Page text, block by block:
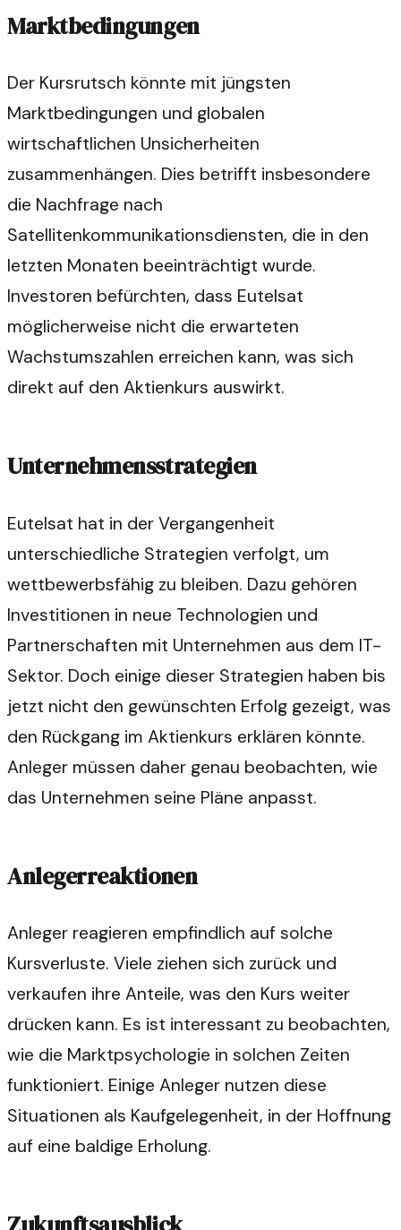
Marktbedingungen
Der Kursrutsch könnte mit jüngsten
Marktbedingungen und globalen
wirtschaftlichen Unsicherheiten
zusammenhängen. Dies betrifft insbesondere
die Nachfrage nach
Satellitenkommunikationsdiensten, die in den
letzten Monaten beeinträchtigt wurde.
Investoren befürchten, dass Eutelsat
möglicherweise nicht die erwarteten
Wachstumszahlen erreichen kann, was sich
direkt auf den Aktienkurs auswirkt.
Unternehmensstrategien
Eutelsat hat in der Vergangenheit
unterschiedliche Strategien verfolgt, um
wettbewerbsfähig zu bleiben. Dazu gehören
Investitionen in neue Technologien und
Partnerschaften mit Unternehmen aus dem IT-
Sektor. Doch einige dieser Strategien haben bis
jetzt nicht den gewünschten Erfolg gezeigt, was
den Rückgang im Aktienkurs erklären könnte.
Anleger müssen daher genau beobachten, wie
das Unternehmen seine Pläne anpasst.
Anlegerreaktionen
Anleger reagieren empfindlich auf solche
Kursverluste. Viele ziehen sich zurück und
verkaufen ihre Anteile, was den Kurs weiter
drücken kann. Es ist interessant zu beobachten,
wie die Marktpsychologie in solchen Zeiten
funktioniert. Einige Anleger nutzen diese
Situationen als Kaufgelegenheit, in der Hoffnung
auf eine baldige Erholung.